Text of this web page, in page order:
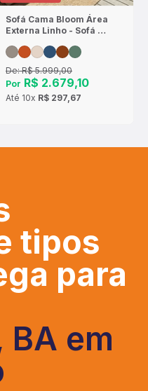
Sofá Cama Bloom Área
Externa Linho - Sofá na
De:R$ 5.999,00
Por R$ 2.679,10
Até 10x R$ 297,67
tipos
para
em